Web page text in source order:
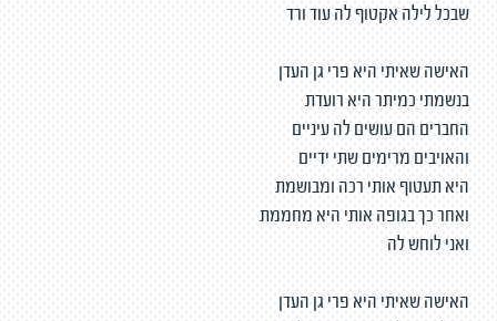
שבכל לילה אקטוף לה עוד ורד
האישה שאיתי היא פרי גן העדן
בנשמתי כמיתר היא רועדת
החברים הם עושים לה עיניים
והאויבים מרימים שתי ידיים
היא תעטוף אותי רכה ומבושמת
ואחר כך בגופה אותי היא מחממת
ואני לוחש לה
האישה שאיתי היא פרי גן העדן